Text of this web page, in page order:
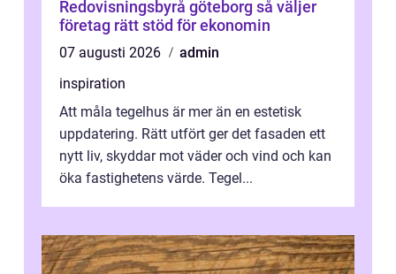
Redovisningsbyrå göteborg så väljer
företag rätt stöd för ekonomin
07 augusti 2026
admin
inspiration
Att måla tegelhus är mer än en estetisk
uppdatering. Rätt utfört ger det fasaden ett
nytt liv, skyddar mot väder och vind och kan
öka fastighetens värde. Tegel...